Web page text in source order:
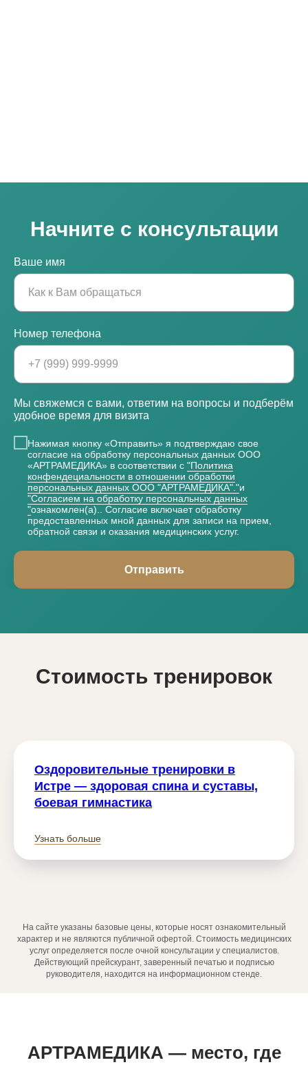
Начните с консультации
Ваше имя
Номер телефона
Мы свяжемся с вами, ответим на вопросы и подберём
удобное время для визита
Нажимая кнопку «Отправить» я подтверждаю свое
согласие на обработку персональных данных ООО
«АРТРАМЕДИКА» в соответствии с "Политика
конфендециальности в отношении обработки
персональных данных ООО "АРТРАМЕДИКА"."и
"Согласием на обработку персональных данных
"ознакомлен(а).. Согласие включает обработку
предоставленных мной данных для записи на прием,
обратной связи и оказания медицинских услуг.
Отправить
Стоимость тренировок
Оздоровительные тренировки в
Истре — здоровая спина и суставы,
боевая гимнастика
Узнать больше
На сайте указаны базовые цены, которые носят ознакомительный
характер и не являются публичной офертой. Стоимость медицинских
услуг определяется после очной консультации у специалистов.
Действующий прейскурант, заверенный печатью и подписью
руководителя, находится на информационном стенде.
АРТРАМЕДИКА — место, где